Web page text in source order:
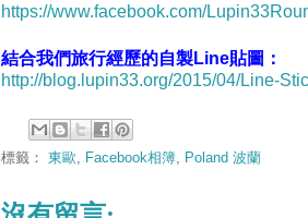
https://www.facebook.com/
結合我們旅行經歷的自製Line貼圖：
http://blog.lupin33.org/2015/04/Line-
標籤： 東歐 Facebook相簿 Poland 波蘭